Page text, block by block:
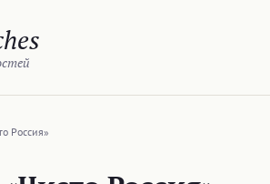
Россия»